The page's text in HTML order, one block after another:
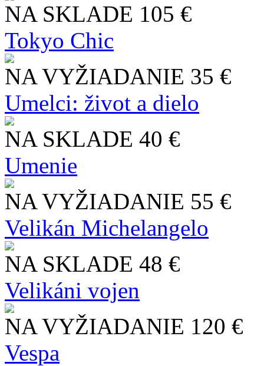
NA SKLADE 105 €
Tokyo Chic
NA VYŽIADANIE 35 €
Umelci: život a dielo
NA SKLADE 40 €
Umenie
NA VYŽIADANIE 55 €
Velikán Michelangelo
NA SKLADE 48 €
Velikáni vojen
NA VYŽIADANIE 120 €
Vespa